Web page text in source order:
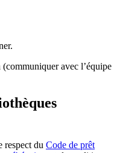
(communiquer avec l’équipe
respect du Code de prêt